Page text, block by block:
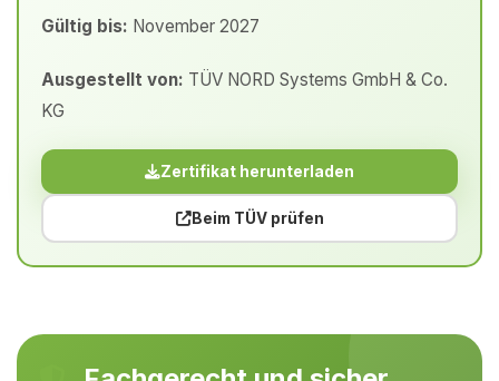
Gültig bis: November 2027
Ausgestellt von: TÜV NORD Systems GmbH & Co.
KG
Zertifikat herunterladen
Beim TÜV prüfen